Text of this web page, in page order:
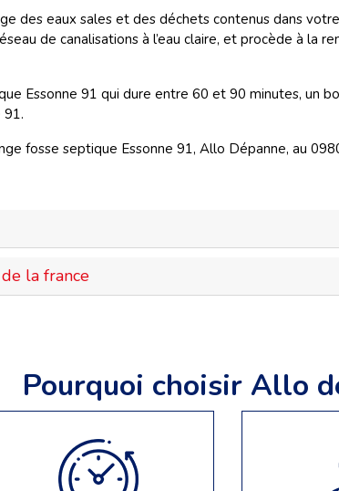
des eaux sales et des déchets contenus dans
de canalisations à l’eau claire, et procède à la
Essonne 91 qui dure entre 60 et 90 minutes, un
91.
fosse septique Essonne 91, Allo Dépanne, au
la france
Pourquoi choisir Allo